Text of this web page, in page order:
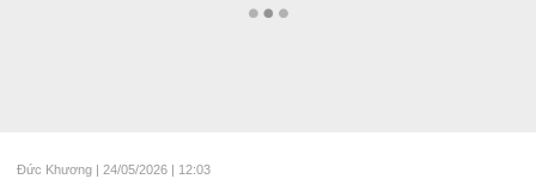
Đức Khương | 24/05/2026 | 12:03